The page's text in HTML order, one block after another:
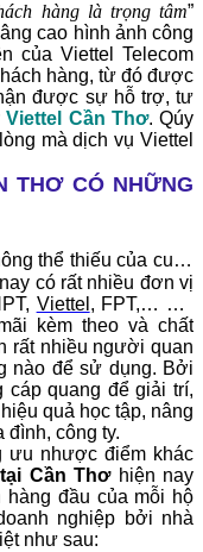
hàng là trọng tâm”
cao hình ảnh công
của Viettel Telecom
hàng, từ đó được
được sự hỗ trợ, tư
Viettel Cần Thơ. Qúy
mà dịch vụ Viettel
THƠ CÓ NHỮNG
thể thiếu của cuộc
có rất nhiều đơn vị
Viettel , FPT,… với
kèm theo và chất
rất nhiều người quan
nào để sử dụng. Bởi
cáp quang để giải trí,
quả học tập, nâng
đình, công ty.
nhược điểm khác
Cần Thơhiện nay
đầu của mỗi hộ
nghiệp bởi nhà
như sau: